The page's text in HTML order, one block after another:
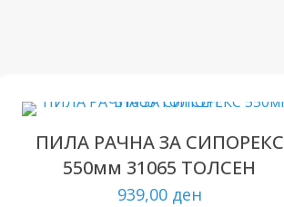
ПИЛА РАЧНА ЗА СИПОРЕКС
550мм 31065 ТОЛСЕН
939,00 ден